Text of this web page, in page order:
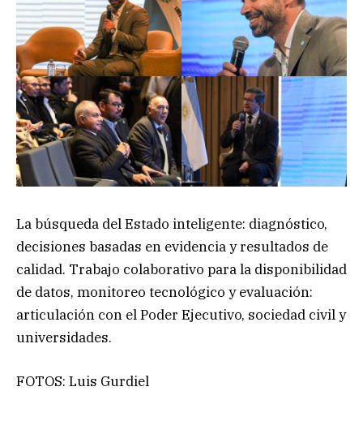
La búsqueda del Estado inteligente: diagnóstico,
decisiones basadas en evidencia y resultados de
calidad. Trabajo colaborativo para la disponibilidad
de datos, monitoreo tecnológico y evaluación:
articulación con el Poder Ejecutivo, sociedad civil y
universidades.
FOTOS: Luis Gurdiel